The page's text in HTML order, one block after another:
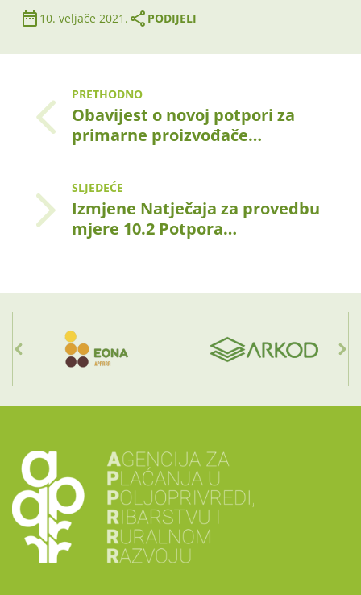
10. veljače 2021. PODIJELI
PRETHODNO
Obavijest o novoj potpori za
primarne proizvođače…
SLJEDEĆE
Izmjene Natječaja za provedbu
mjere 10.2 Potpora…